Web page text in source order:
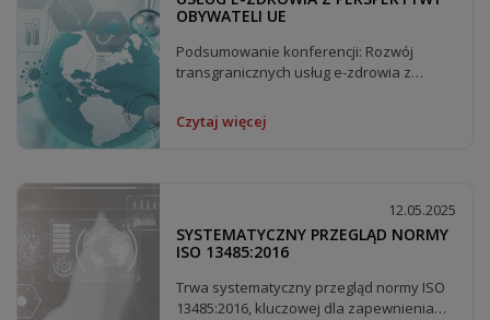
OBYWATELI UE
Podsumowanie konferencji: Rozwój
transgranicznych usług e-zdrowia z
Czytaj więcej
12.05.2025
SYSTEMATYCZNY PRZEGLĄD NORMY
ISO 13485:2016
Trwa systematyczny przegląd normy ISO
13485:2016, kluczowej dla zapewnienia